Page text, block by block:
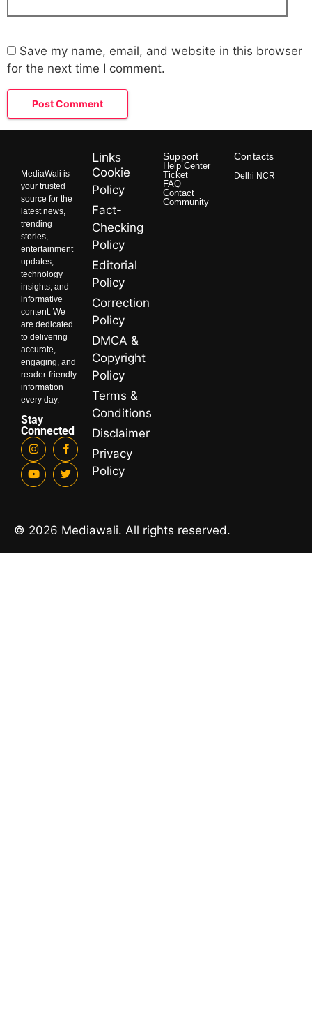
Save my name, email, and website in this browser
for the next time I comment.
MediaWali is
your trusted
source for the
latest news,
trending
stories,
entertainment
updates,
technology
insights, and
informative
content. We
are dedicated
to delivering
accurate,
engaging, and
reader-friendly
information
every day.
Stay
Connected
Links
Cookie
Policy
Fact-
Checking
Policy
Editorial
Policy
Correction
Policy
DMCA &
Copyright
Policy
Terms &
Conditions
Disclaimer
Privacy
Policy
Support
Help Center
Ticket
FAQ
Contact
Community
Contacts
Delhi NCR
© 2026 Mediawali. All rights reserved.